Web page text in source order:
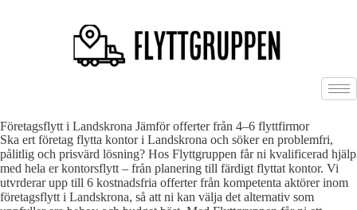
Företagsflytt i Landskrona Jämför offerter från 4–6 flyttfirmor
Ska ert företag flytta kontor i Landskrona och söker en problemfri,
pålitlig och prisvärd lösning? Hos Flyttgruppen får ni kvalificerad hjälp
med hela er kontorsflytt – från planering till färdigt flyttat kontor. Vi
utvrderar upp till 6 kostnadsfria offerter från kompetenta aktörer inom
företagsflytt i Landskrona, så att ni kan välja det alternativ som